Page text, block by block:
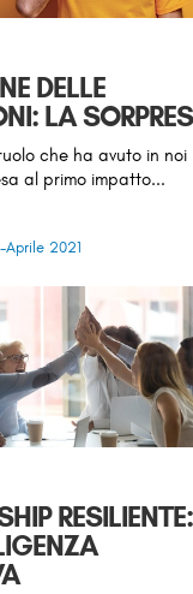
DELLE
LA
che ha avuto in noi
al primo impatto...
Aprile 2021
RESILIENTE: